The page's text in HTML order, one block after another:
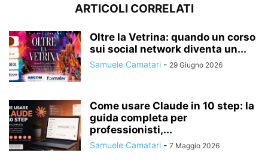
ARTICOLI CORRELATI
Oltre la Vetrina: quando un corso
sui social network diventa un...
Samuele Camatari - 29 Giugno 2026
Come usare Claude in 10 step: la
guida completa per
professionisti,...
Samuele Camatari - 7 Maggio 2026